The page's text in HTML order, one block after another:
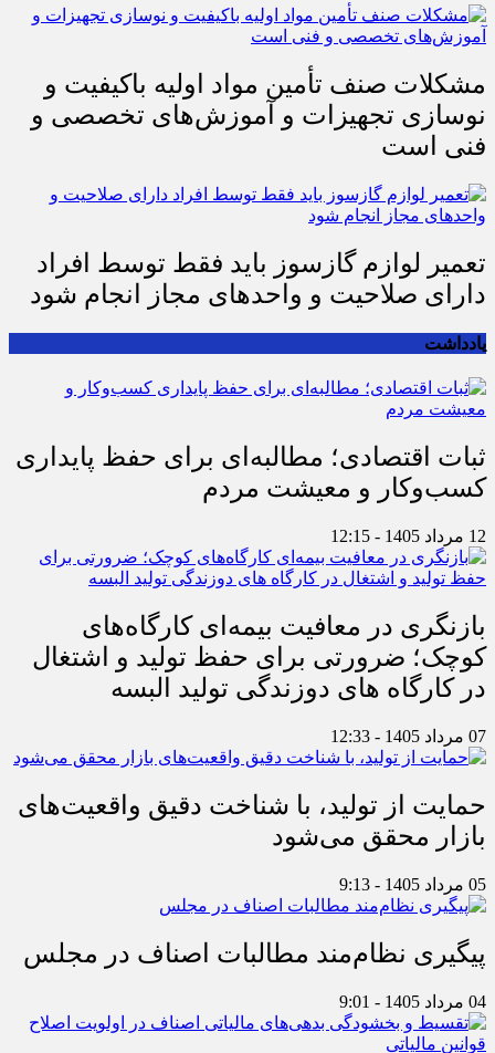
مشکلات صنف تأمین مواد اولیه باکیفیت و
نوسازی تجهیزات و آموزش‌های تخصصی و
فنی است
تعمیر لوازم گازسوز باید فقط توسط افراد
دارای صلاحیت و واحدهای مجاز انجام شود
یادداشت
ثبات اقتصادی؛ مطالبه‌ای برای حفظ پایداری
کسب‌وکار و معیشت مردم
12 مرداد 1405 - 12:15
بازنگری در معافیت بیمه‌ای کارگاه‌های
کوچک؛ ضرورتی برای حفظ تولید و اشتغال
در کارگاه های دوزندگی تولید البسه
07 مرداد 1405 - 12:33
حمایت از تولید، با شناخت دقیق واقعیت‌های
بازار محقق می‌شود
05 مرداد 1405 - 9:13
پیگیری نظام‌مند مطالبات اصناف در مجلس
04 مرداد 1405 - 9:01